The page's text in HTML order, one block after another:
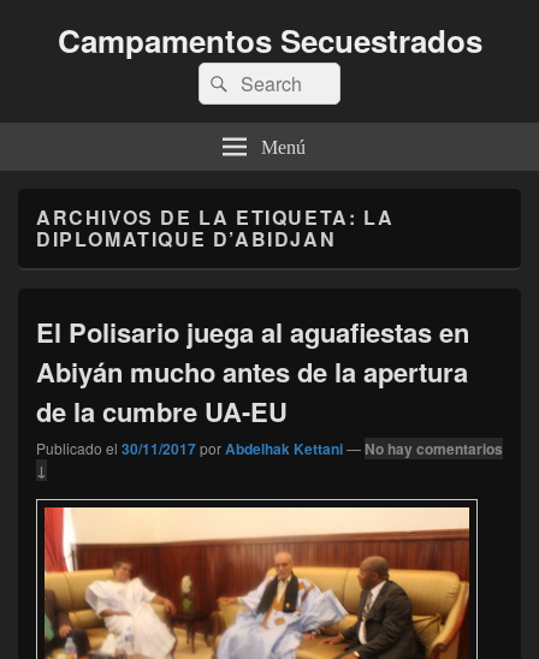
Campamentos Secuestrados
Buscar
por:
Buscar
Menú
ARCHIVOS DE LA ETIQUETA: LA
DIPLOMATIQUE D’ABIDJAN
El Polisario juega al aguafiestas en
Abiyán mucho antes de la apertura
de la cumbre UA-EU
Publicado el 30/11/2017porAbdelhak Kettani— No hay comentarios
↓